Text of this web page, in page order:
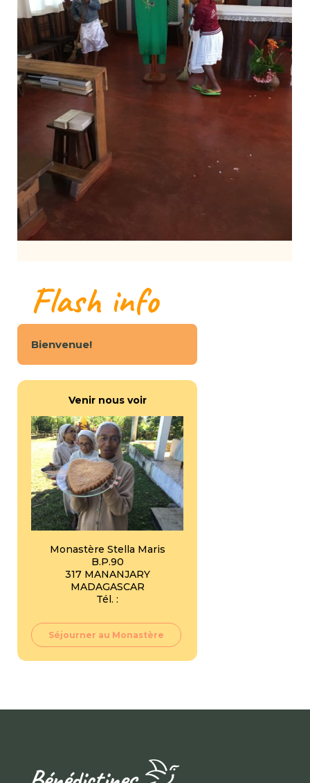
Flash info
Bienvenue!
Venir nous voir
Monastère Stella Maris
B.P.90
317 MANANJARY
MADAGASCAR
Tél. :
Séjourner au Monastère